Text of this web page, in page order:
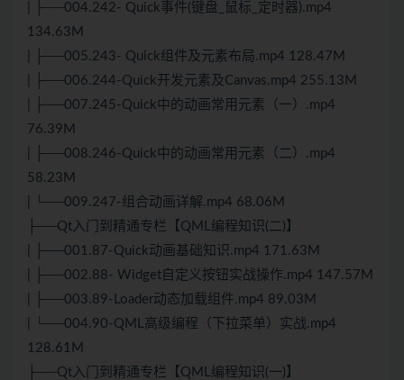
| ├──004.242- Quick事件(键盘_鼠标_定时器).mp4
134.63M
| ├──005.243- Quick组件及元素布局.mp4 128.47M
| ├──006.244-Quick开发元素及Canvas.mp4 255.13M
| ├──007.245-Quick中的动画常用元素（一）.mp4
76.39M
| ├──008.246-Quick中的动画常用元素（二）.mp4
58.23M
| └──009.247-组合动画详解.mp4 68.06M
├──Qt入门到精通专栏【QML编程知识(二)】
| ├──001.87-Quick动画基础知识.mp4 171.63M
| ├──002.88- Widget自定义按钮实战操作.mp4 147.57M
| ├──003.89-Loader动态加载组件.mp4 89.03M
| └──004.90-QML高级编程（下拉菜单）实战.mp4
128.61M
├──Qt入门到精通专栏【QML编程知识(一)】